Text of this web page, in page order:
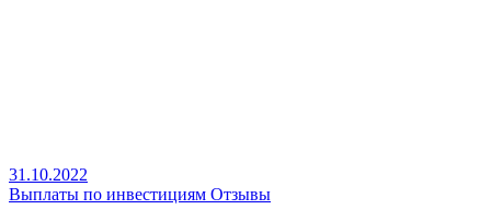
31.10.2022
Выплаты по инвестициям Отзывы